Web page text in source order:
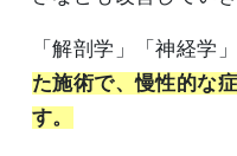
「解剖学」「神経学
た施術で、慢性的な
す。